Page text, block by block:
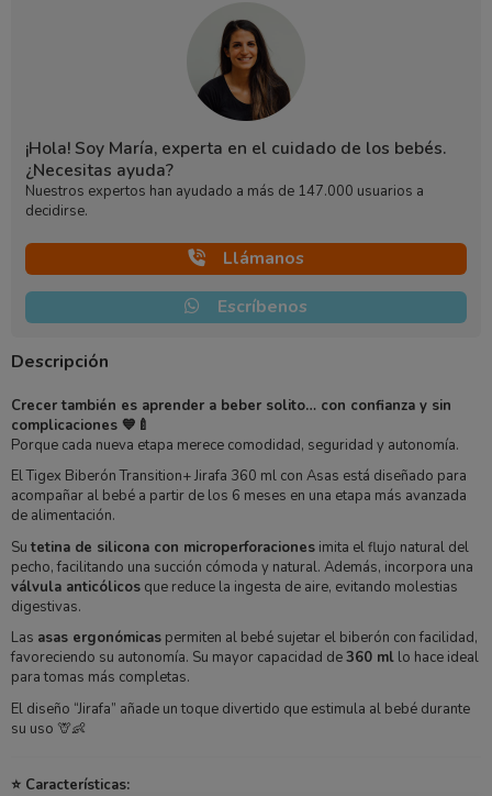
¡Hola! Soy María, experta en el cuidado de los bebés.
¿Necesitas ayuda?
Nuestros expertos han ayudado a más de 147.000 usuarios a
decidirse.
Llámanos
Escríbenos
Descripción
Crecer también es aprender a beber solito… con confianza y sin
complicaciones 💙🍼
Porque cada nueva etapa merece comodidad, seguridad y autonomía.
El Tigex Biberón Transition+ Jirafa 360 ml con Asas está diseñado para
acompañar al bebé a partir de los 6 meses en una etapa más avanzada
de alimentación.
Su tetina de silicona con microperforacionesimita el flujo natural del
pecho, facilitando una succión cómoda y natural. Además, incorpora una
válvula anticólicosque reduce la ingesta de aire, evitando molestias
digestivas.
Las asas ergonómicaspermiten al bebé sujetar el biberón con facilidad,
favoreciendo su autonomía. Su mayor capacidad de360 mllo hace ideal
para tomas más completas.
El diseño “Jirafa” añade un toque divertido que estimula al bebé durante
su uso 🦒👶
⭐ Características: